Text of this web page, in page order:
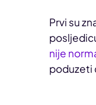
Prvi su
nije
poduzeti